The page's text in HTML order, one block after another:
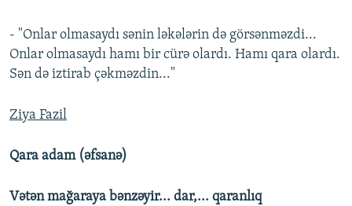
BIZIMLƏ ƏLAQƏ
XƏBƏR BÜLLETENLƏRIMIZ
- "Onlar olmasaydı sənin ləkələrin də görsənməzdi...
Onlar olmasaydı hamı bir cürə olardı. Hamı qara olardı.
Sən də iztirab çəkməzdin..."
Ziya Fazil
Qara adam (əfsanə)
Vətən mağaraya bənzəyir... dar,... qaranlıq